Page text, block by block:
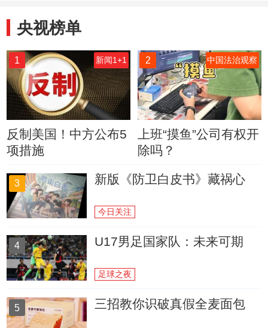
央视榜单
1 新闻1+1
反制美国！中方公布5
项措施
2 中国法治观察
上班“摸鱼”公司有权开
除吗？
3 新版《防卫白皮书》藏祸心
今日关注
4 U17男足国家队：未来可期
足球之夜
5 三招教你识破真假全麦面包